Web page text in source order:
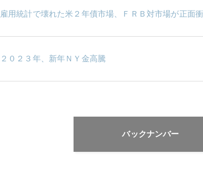
雇用統計で壊れた米２年債市場、ＦＲＢ対市場が正面
２０２３年、新年ＮＹ金高騰
バックナンバー